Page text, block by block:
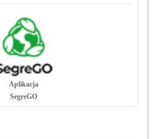
Aplikacja
SegreGO